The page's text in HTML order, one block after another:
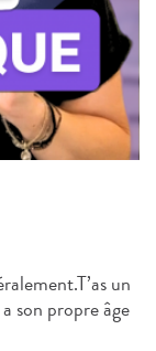
un
son propre âge